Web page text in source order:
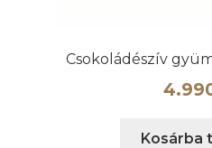
Csokoládészív
Kosárba